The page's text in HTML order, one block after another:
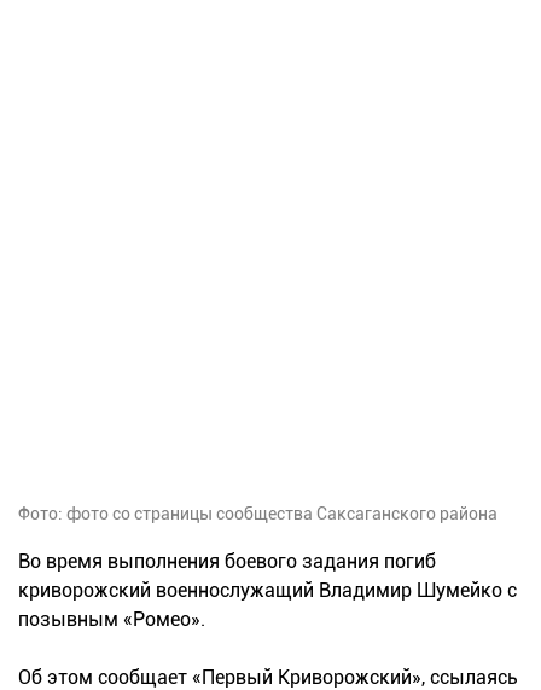
Фото: фото со страницы сообщества Саксаганского района
Во время выполнения боевого задания погиб
криворожский военнослужащий Владимир Шумейко с
позывным «Ромео».
Об этом сообщает «Первый Криворожский», ссылаясь